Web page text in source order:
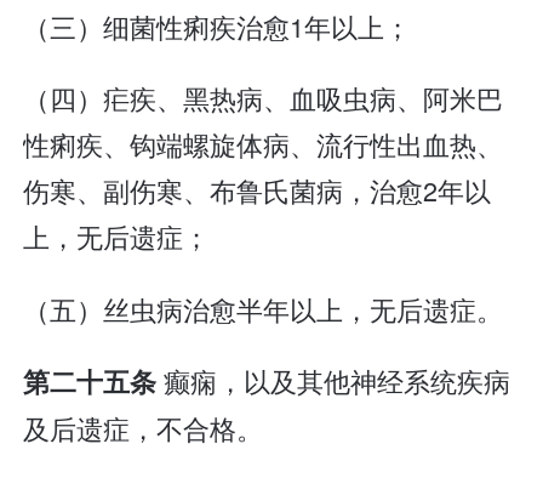
（三）细菌性痢疾治愈1年以上；
（四）疟疾、黑热病、血吸虫病、阿米巴
性痢疾、钩端螺旋体病、流行性出血热、
伤寒、副伤寒、布鲁氏菌病，治愈2年以
上，无后遗症；
（五）丝虫病治愈半年以上，无后遗症。
第二十五条癫痫，以及其他神经系统疾病
及后遗症，不合格。